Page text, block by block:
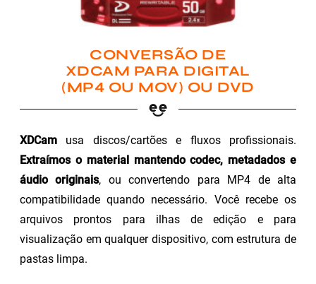
CONVERSÃO DE
XDCAM PARA DIGITAL
(MP4 OU MOV) OU DVD
XDCam usa discos/cartões e fluxos profissionais.
Extraímos o material mantendo codec, metadados e
áudio originais, ou convertendo para MP4 de alta
compatibilidade quando necessário. Você recebe os
arquivos prontos para ilhas de edição e para
visualização em qualquer dispositivo, com estrutura de
pastas limpa.